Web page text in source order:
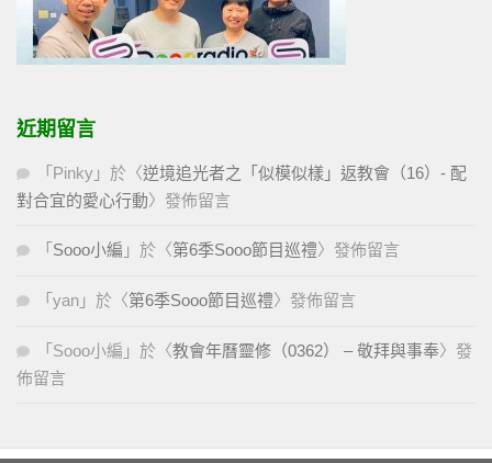
近期留言
「 Pinky 」於〈逆境追光者之「似模似樣」返教會（16）- 配
對合宜的愛心行動〉發佈留言
「 Sooo小編 」於〈第6季Sooo節目巡禮〉發佈留言
「 yan 」於〈第6季Sooo節目巡禮〉發佈留言
「 Sooo小編 」於〈教會年曆靈修（0362） – 敬拜與事奉〉發
佈留言